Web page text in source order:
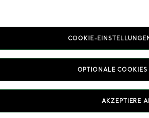
COOKIE-
OPTIONALE COOKIES
AKZEPTIERE